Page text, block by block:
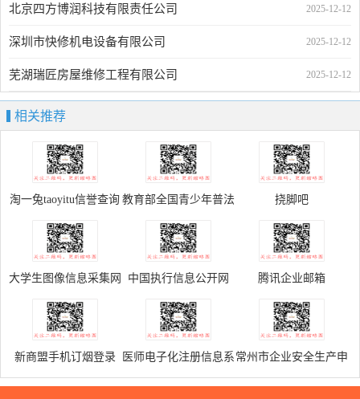
2025-12-12
北京四方博润科技有限责任公司
2025-12-12
深圳市快修机电设备有限公司
2025-12-12
芜湖瑞匠房屋维修工程有限公司
相关推荐
淘一兔taoyitu信誉查询
网
教育部全国青少年普法
网
挠脚吧
大学生图像信息采集网
登录官网
中国执行信息公开网 腾讯企业邮箱
新商盟手机订烟登录 医师电子化注册信息系 常州市企业安全生产申